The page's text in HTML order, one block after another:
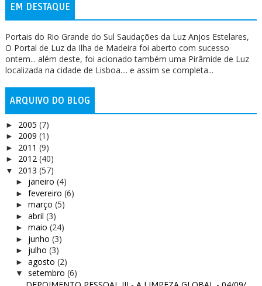
EM DESTAQUE
Portais do Rio Grande do Sul Saudações da Luz Anjos Estelares,
O Portal de Luz da Ilha de Madeira foi aberto com sucesso
ontem... além deste, foi acionado também uma Pirâmide de Luz
localizada na cidade de Lisboa.... e assim se completa...
ARQUIVO DO BLOG
► 2005 (7)
► 2009 (1)
► 2011 (9)
► 2012 (40)
▼ 2013 (57)
► janeiro (4)
► fevereiro (6)
► março (5)
► abril (3)
► maio (24)
► junho (3)
► julho (3)
► agosto (2)
▼ setembro (6)